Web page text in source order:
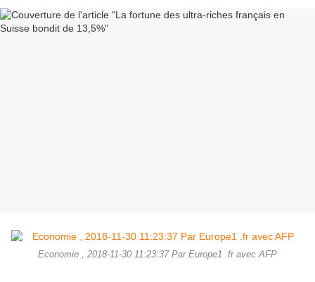
Economie , 2018-11-30 11:23:37 Par Europe1 .fr avec AFP